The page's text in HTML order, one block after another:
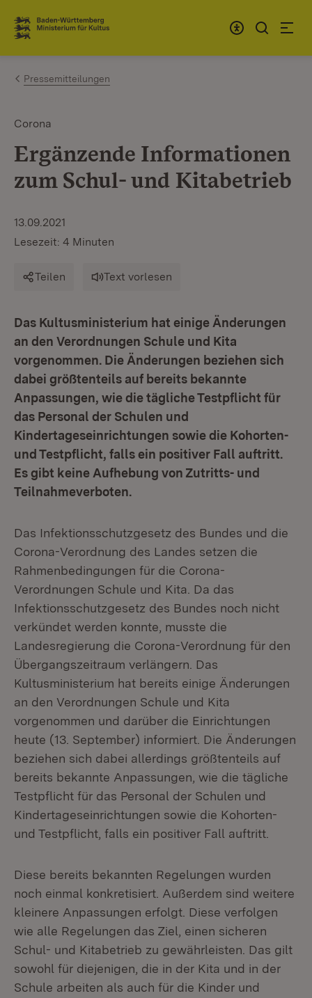
Zum Inhalt springen
Link zur Startseite
Pressemitteilungen
Corona
Ergänzende Informationen
zum Schul- und Kitabetrieb
13.09.2021
Lesezeit: 4 Minuten
Teilen Text vorlesen
Das Kultusministerium hat einige Änderungen
an den Verordnungen Schule und Kita
vorgenommen. Die Änderungen beziehen sich
dabei größtenteils auf bereits bekannte
Anpassungen, wie die tägliche Testpflicht für
das Personal der Schulen und
Kindertageseinrichtungen sowie die Kohorten-
und Testpflicht, falls ein positiver Fall auftritt.
Es gibt keine Aufhebung von Zutritts- und
Teilnahmeverboten.
Das Infektionsschutzgesetz des Bundes und die
Corona-Verordnung des Landes setzen die
Rahmenbedingungen für die Corona-
Verordnungen Schule und Kita. Da das
Infektionsschutzgesetz des Bundes noch nicht
verkündet werden konnte, musste die
Landesregierung die Corona-Verordnung für den
Übergangszeitraum verlängern. Das
Kultusministerium hat bereits einige Änderungen
an den Verordnungen Schule und Kita
vorgenommen und darüber die Einrichtungen
heute (13. September) informiert. Die Änderungen
beziehen sich dabei allerdings größtenteils auf
bereits bekannte Anpassungen, wie die tägliche
Testpflicht für das Personal der Schulen und
Kindertageseinrichtungen sowie die Kohorten-
und Testpflicht, falls ein positiver Fall auftritt.
Diese bereits bekannten Regelungen wurden
noch einmal konkretisiert. Außerdem sind weitere
kleinere Anpassungen erfolgt. Diese verfolgen
wie alle Regelungen das Ziel, einen sicheren
Schul- und Kitabetrieb zu gewährleisten. Das gilt
sowohl für diejenigen, die in der Kita und in der
Schule arbeiten als auch für die Kinder und